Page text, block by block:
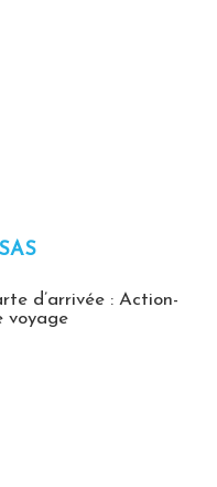
d’arrivée : Action-
voyage